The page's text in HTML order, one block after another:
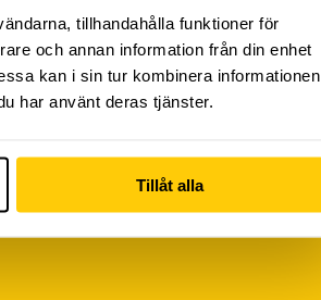
tillhandahålla funktioner för
och annan information från din enhet
kan i sin tur kombinera informationen
har använt deras tjänster.
Tillåt alla